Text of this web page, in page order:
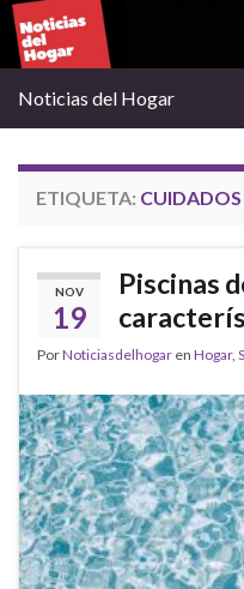
Noticias del Hogar
ETIQUETA: CUIDADOS
NOV
19
Piscinas
PorNoticiasdelhogar en Hogar,